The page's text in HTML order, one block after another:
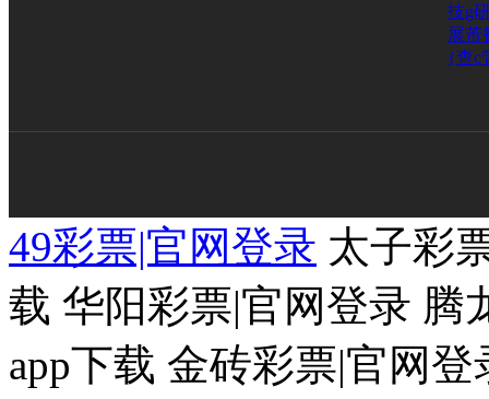
技g
展芾
{查c
49彩票|官网登录 太子彩
载 华阳彩票|官网登录 腾
app下载 金砖彩票|官网